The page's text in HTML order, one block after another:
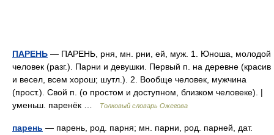
ПАРЕНЬ — ПАРЕНЬ, рня, мн. рни, ей, муж. 1. Юноша, молодой
человек (разг.). Парни и девушки. Первый п. на деревне (красив
и весел, всем хорош; шутл.). 2. Вообще человек, мужчина
(прост.). Свой п. (о простом и доступном, близком человеке). |
уменьш. паренёк …
Толковый словарь Ожегова
парень — парень, род. парня; мн. парни, род. парней, дат.